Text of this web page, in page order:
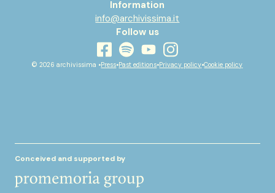
Information
info@archivissima.it
Follow us
facebook
spotifyyoutubeinstagram
© 2026 archivissima •Press•Past editions•Privacy policy•Cookie policy
Conceived and supported by